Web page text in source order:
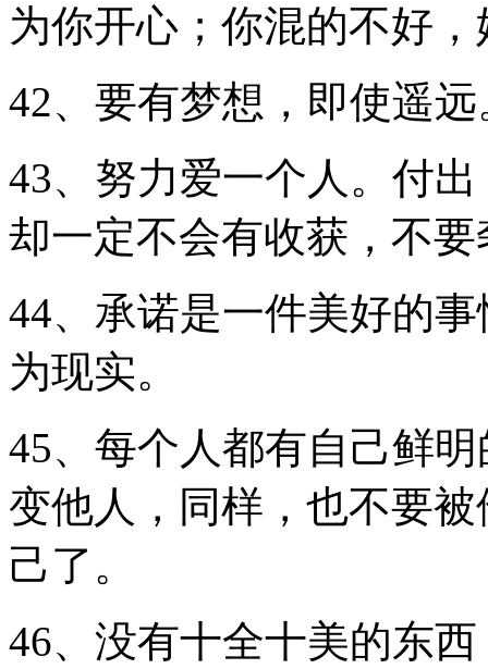
为你开心；你混的不好
42、要有梦想，即使遥远
43、努力爱一个人。付
却一定不会有收获，不
44、承诺是一件美好的
为现实。
45、每个人都有自己鲜
变他人，同样，也不要
己了。
46、没有十全十美的东